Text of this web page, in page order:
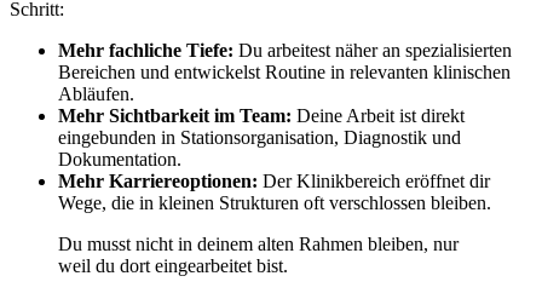
Schritt:
Mehr fachliche Tiefe: Du arbeitest näher an spezialisierten
Bereichen und entwickelst Routine in relevanten klinischen
Abläufen.
Mehr Sichtbarkeit im Team: Deine Arbeit ist direkt
eingebunden in Stationsorganisation, Diagnostik und
Dokumentation.
Mehr Karriereoptionen: Der Klinikbereich eröffnet dir
Wege, die in kleinen Strukturen oft verschlossen bleiben.
Du musst nicht in deinem alten Rahmen bleiben, nur
weil du dort eingearbeitet bist.